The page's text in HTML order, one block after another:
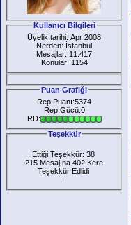
Kullanıcı Bilgileri
Üyelik tarihi: Apr 2008
Nerden: İstanbul
Mesajlar: 11.417
Konular: 1154
Puan Grafiği
Rep Puanı:5374
Rep Gücü:0
RD:
Teşekkür
Ettiği Teşekkür: 38
215 Mesajına 402 Kere
Teşekkür Edlidi
: